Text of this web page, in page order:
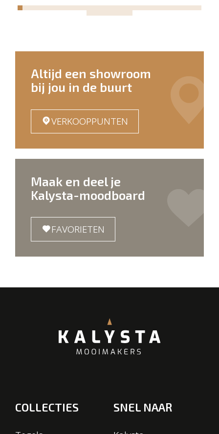
Altijd een showroom
bij jou in de buurt
VERKOOPPUNTEN
Maak en deel je
Kalysta-moodboard
FAVORIETEN
COLLECTIES SNEL NAAR